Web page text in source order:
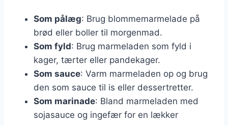
Som pålæg: Brug blommemarmelade på
brød eller boller til morgenmad.
Som fyld: Brug marmeladen som fyld i
kager, tærter eller pandekager.
Som sauce: Varm marmeladen op og brug
den som sauce til is eller dessertretter.
Som marinade: Bland marmeladen med
sojasauce og ingefær for en lækker